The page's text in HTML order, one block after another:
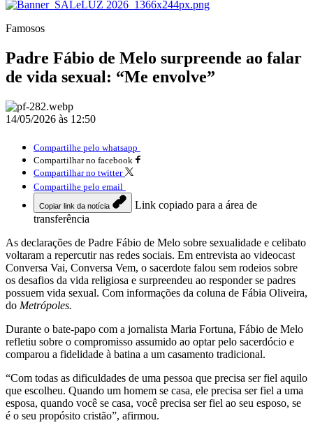
Famosos
Padre Fábio de Melo surpreende ao falar
de vida sexual: “Me envolve”
14/05/2026 às 12:50
Compartilhe pelo whatsapp
Compartilhar no facebook
Compartilhar no twitter
Compartilhe pelo email
Copiar link da notícia
Link copiado para a área de
transferência
As declarações de Padre Fábio de Melo sobre sexualidade e celibato
voltaram a repercutir nas redes sociais. Em entrevista ao videocast
Conversa Vai, Conversa Vem, o sacerdote falou sem rodeios sobre
os desafios da vida religiosa e surpreendeu ao responder se padres
possuem vida sexual. Com informações da coluna de Fábia Oliveira,
do Metrópoles.
Durante o bate-papo com a jornalista Maria Fortuna, Fábio de Melo
refletiu sobre o compromisso assumido ao optar pelo sacerdócio e
comparou a fidelidade à batina a um casamento tradicional.
“Com todas as dificuldades de uma pessoa que precisa ser fiel aquilo
que escolheu. Quando um homem se casa, ele precisa ser fiel a uma
esposa, quando você se casa, você precisa ser fiel ao seu esposo, se
é o seu propósito cristão”, afirmou.